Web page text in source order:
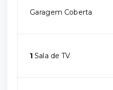
Garagem Coberta
1 Sala de TV